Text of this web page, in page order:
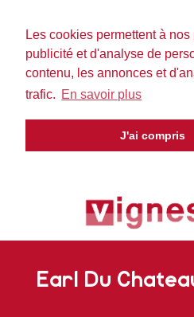
Les cookies permettent à
publicité et d'analyse de
contenu, les annonces et
trafic. En savoir plus
J'ai compris
Earl Du